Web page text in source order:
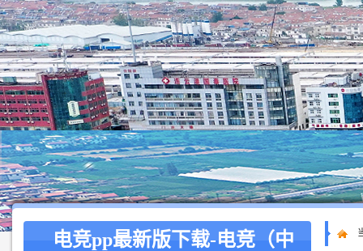
电竞pp最新版下载-电竞（中